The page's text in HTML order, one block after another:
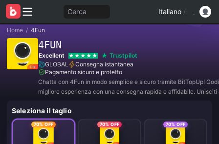
Cerca Italiano /
Home / 4Fun
4FUN
Excellent
Trustpilot
GLOBAL
Consegna istantanea
Pagamento sicuro e protetto
Chatta con 4Fun in modo semplice e sicuro tramite BitTopUp!
migliore esperienza con una consegna rapida e affidabile. Unisciti
Seleziona il taglio
70% OFF 70% OFF 70% OFF